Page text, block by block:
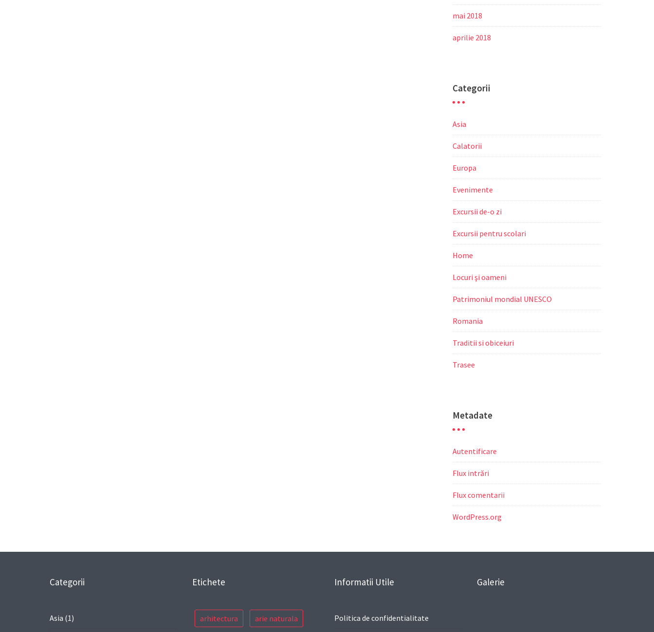
mai 2018
aprilie 2018
Categorii
Asia
Calatorii
Europa
Evenimente
Excursii de-o zi
Excursii pentru scolari
Home
Locuri şi oameni
Patrimoniul mondial UNESCO
Romania
Traditii si obiceiuri
Trasee
Metadate
Autentificare
Flux intrări
Flux comentarii
WordPress.org
Categorii
Asia (1)
Etichete
arhitectura arie naturala
Informatii Utile
Politica de confidentialitate
Galerie